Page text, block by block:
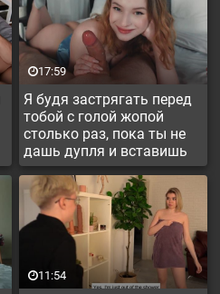
Я будя застрягать перед
тобой с голой жопой
столько раз, пока ты не
дашь дупля и вставишь
17:59
11:54